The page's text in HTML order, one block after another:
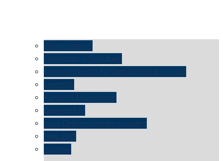
Angekommen
Menschen in Schildgen
Menschenkette für Demokratie & Vielfalt
konzerte
Karneval Monochrom
Baumgefühl
mein Chargesheimer reloaded
time shift
Istanbul